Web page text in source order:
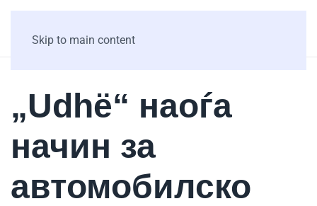
Skip to main content
„Udhë“ наоѓа
начин за
автомобилско